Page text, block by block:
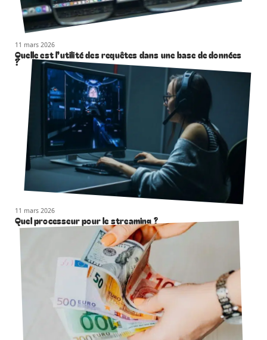
11 mars 2026
Quelle est l’utilité des requêtes dans une base de données
?
11 mars 2026
Quel processeur pour le streaming ?